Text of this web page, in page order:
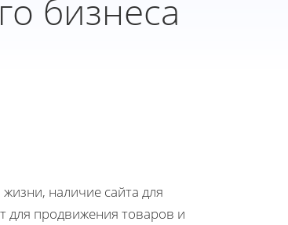
бизнеса
наличие сайта для
для продвижения товаров и